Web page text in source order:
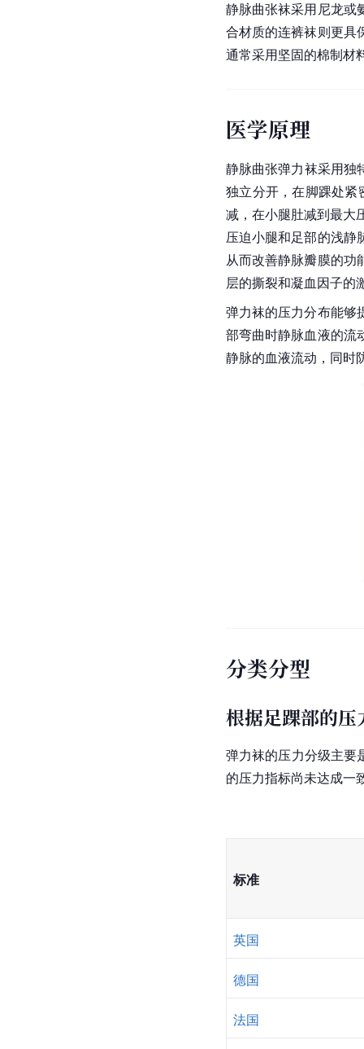
静脉曲张袜采用尼龙或
合材质的连裤袜则更具
通常采用坚固的棉制材
医学原理
静脉曲张弹力袜采用独
独立分开，在脚踝处紧
减，在小腿肚减到最大
压迫小腿和足部的浅静
从而改善静脉瓣膜的功
层的撕裂和凝血因子的
弹力袜的压力分布能够
部弯曲时静脉血液的流
静脉的血液流动，同时
分类分型
根据足踝部的压
弹力袜的压力分级主要
的压力指标尚未达成一
标准
英国
德国
法国